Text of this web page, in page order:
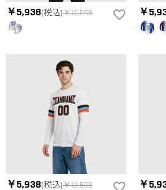
場合がございます。
まずお気に入りのデザインを選んで
ズ表を参考して、自分に合うサイズ
法が異なるため、サイズに1〜2cm程
配送＆返品について
送料は配送方法によって異なります。
円で、16,020円以上で無料になります
円になります。90,000円以上で無料
遠方へご発送の場合、中継料が別途
注文した商品はいつ届きますか？
納期=製作作業時間+配送時間 受注製
認してから制作となります。大量生
でお作りしており、予定作業時間は
ます。 そしてご購入の際にお選び頂
によって、お届け日数が異なります。
でご確認ください。.
返品・交換はできますか？
お客様が商品受け取り後、60日以内
す。受注生産品のため、返品は50%の
生致します。詳細は
キャンセル/返品
さい。.
￥5,938(税込)￥12,598 ￥
￥5,938(税込)￥12,598 ￥